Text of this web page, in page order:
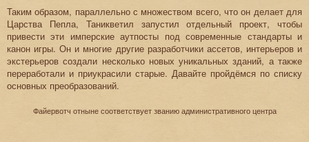
Таким образом, параллельно с множеством всего, что он делает для
Царства Пепла, Таникветил запустил отдельный проект, чтобы
привести эти имперские аутпосты под современные стандарты и
канон игры. Он и многие другие разработчики ассетов, интерьеров и
экстерьеров создали несколько новых уникальных зданий, а также
переработали и приукрасили старые. Давайте пройдёмся по списку
основных преобразований.
Файервотч отныне соответствует званию административного центра